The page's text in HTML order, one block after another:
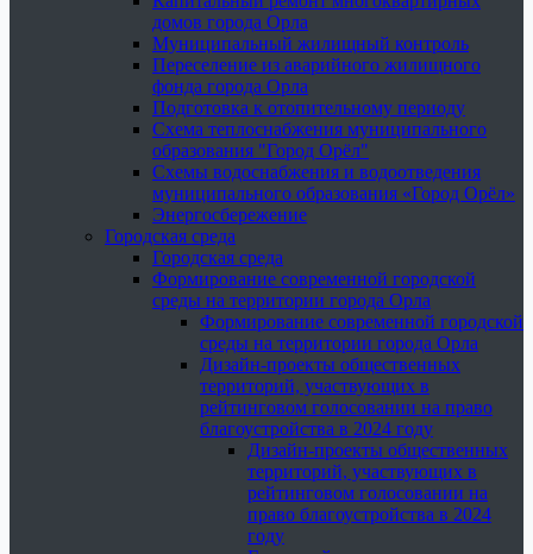
домов города Орла
Муниципальный жилищный контроль
Переселение из аварийного жилищного
фонда города Орла
Подготовка к отопительному периоду
Схема теплоснабжения муниципального
образования "Город Орёл"
Схемы водоснабжения и водоотведения
муниципального образования «Город Орёл»
Энергосбережение
Городская среда
Городская среда
Формирование современной городской
среды на территории города Орла
Формирование современной городской
среды на территории города Орла
Дизайн-проекты общественных
территорий, участвующих в
рейтинговом голосовании на право
благоустройства в 2024 году
Дизайн-проекты общественных
территорий, участвующих в
рейтинговом голосовании на
право благоустройства в 2024
году